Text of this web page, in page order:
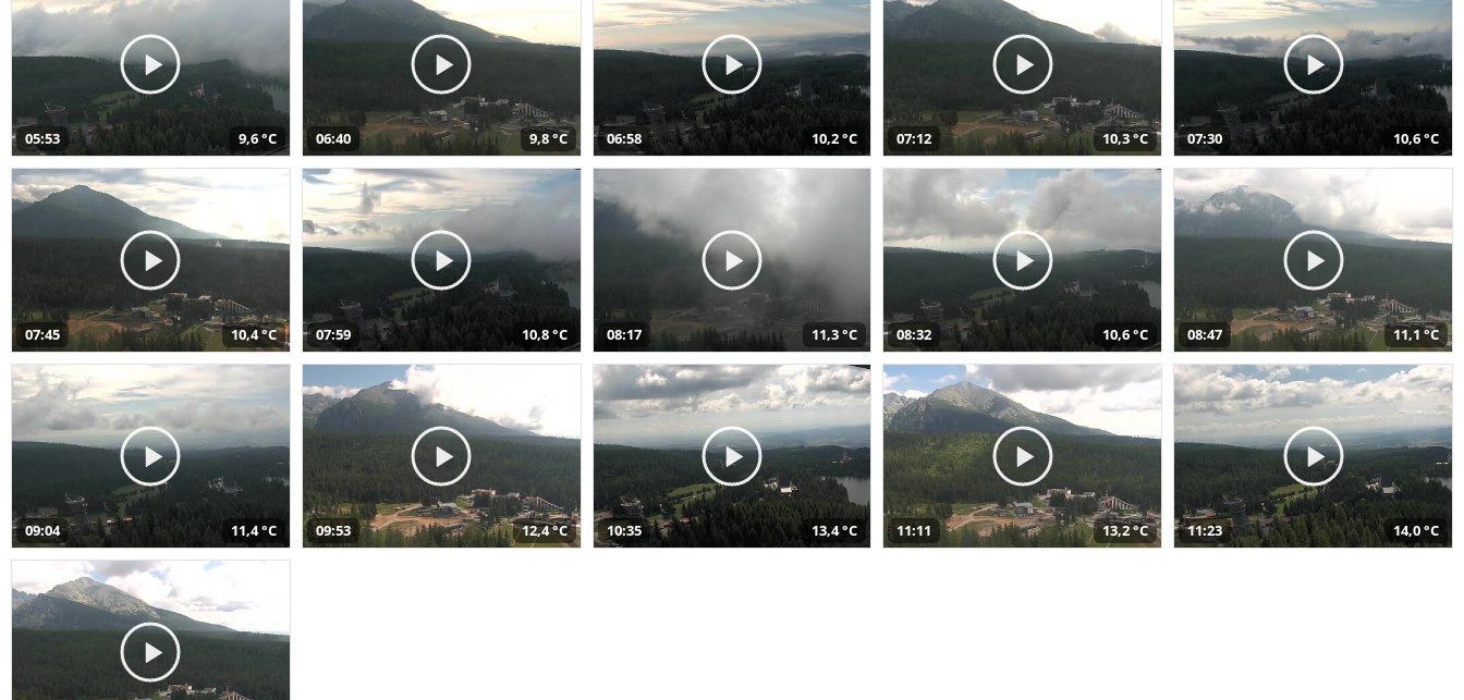
05:53 9,6 °C 06:40 9,8 °C 06:58 10,2 °C 07:12 10,3 °C 07:30 10,6 °C
07:45 10,4 °C 07:59 10,8 °C 08:17 11,3 °C 08:32 10,6 °C 08:47 11,1 °C
09:04 11,4 °C 09:53 12,4 °C 10:35 13,4 °C 11:11 13,2 °C 11:23 14,0 °C